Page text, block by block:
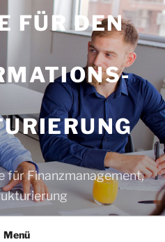
FÜR DEN
für Finanzmanagement,
Menü